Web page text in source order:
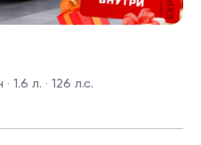
1.6 л. · 126 л.с.